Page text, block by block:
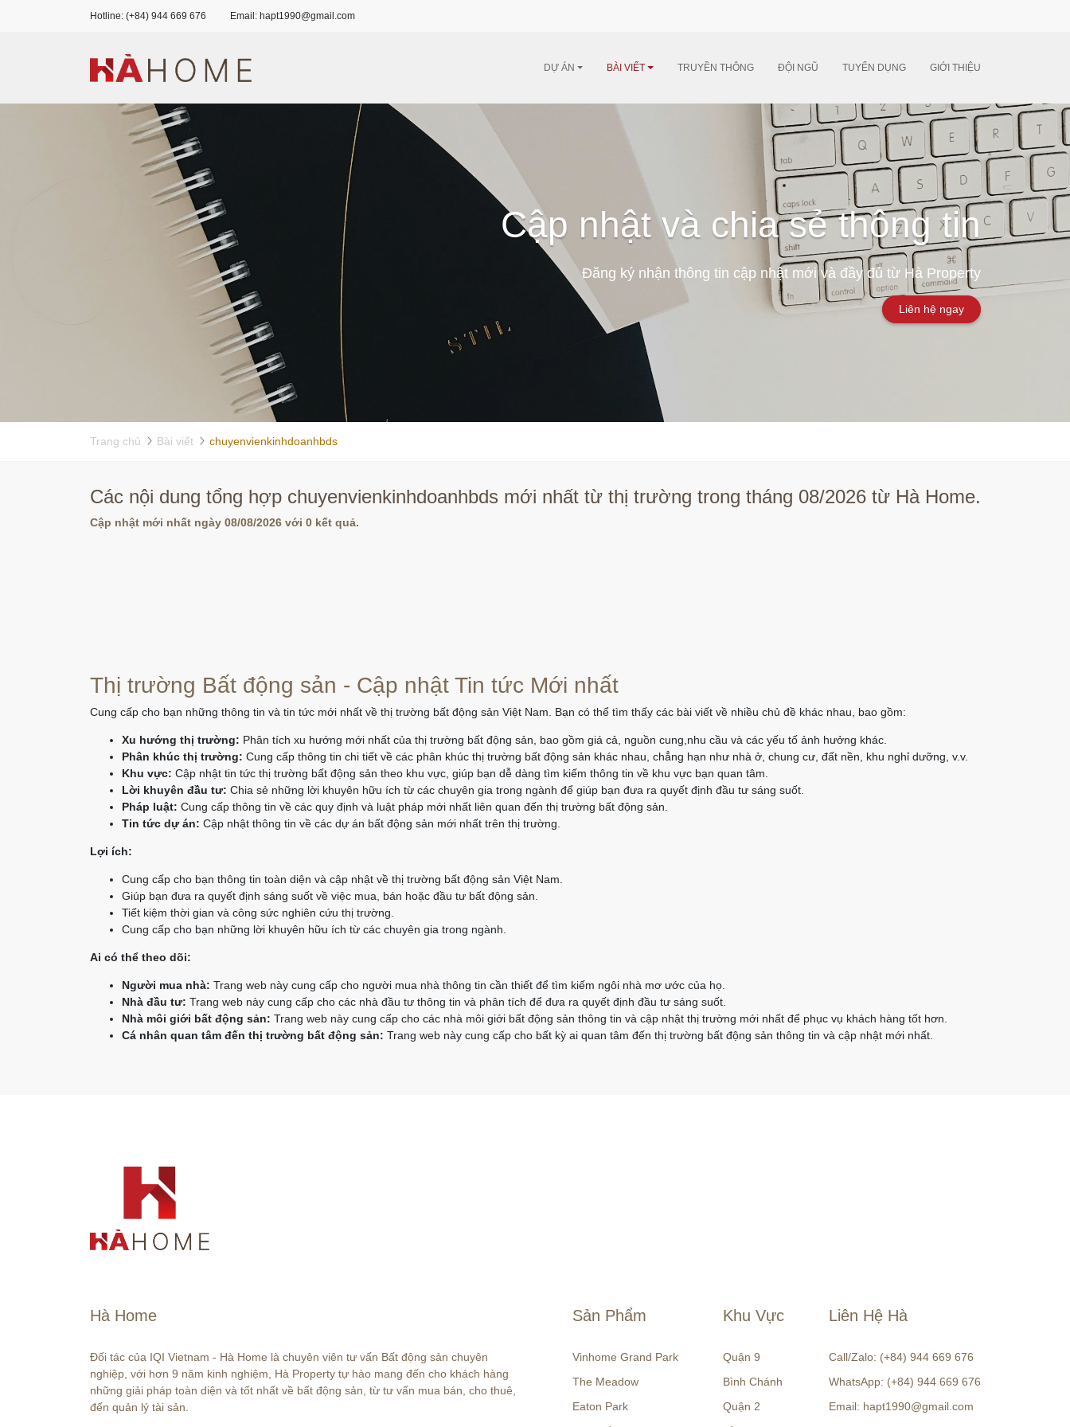
Hotline: (+84) 944 669 676 Email: hapt1990@gmail.com
DỰ ÁN BÀI VIẾT TRUYỀN THÔNG ĐỘI NGŨ TUYỂN DỤNG GIỚI THIỆU
Cập nhật và chia sẻ thông tin
Đăng ký nhận thông tin cập nhật mới và đầy đủ từ Hà Property
Liên hệ ngay
Trang chủ Bài viết chuyenvienkinhdoanhbds
Các nội dung tổng hợp chuyenvienkinhdoanhbds mới nhất từ thị trường trong tháng 08/2026 từ Hà Home.
Cập nhật mới nhất ngày 08/08/2026 với 0 kết quả.
Thị trường Bất động sản - Cập nhật Tin tức Mới nhất
Cung cấp cho bạn những thông tin và tin tức mới nhất về thị trường bất động sản Việt Nam. Bạn có thể tìm thấy các bài viết về nhiều chủ đề khác nhau, bao gồm:
Xu hướng thị trường: Phân tích xu hướng mới nhất của thị trường bất động sản, bao gồm giá cả, nguồn cung,nhu cầu và các yếu tố ảnh hưởng khác.
Phân khúc thị trường: Cung cấp thông tin chi tiết về các phân khúc thị trường bất động sản khác nhau, chẳng hạn như nhà ở, chung cư, đất nền, khu nghỉ dưỡng, v.v.
Khu vực: Cập nhật tin tức thị trường bất động sản theo khu vực, giúp bạn dễ dàng tìm kiếm thông tin về khu vực bạn quan tâm.
Lời khuyên đầu tư: Chia sẻ những lời khuyên hữu ích từ các chuyên gia trong ngành để giúp bạn đưa ra quyết định đầu tư sáng suốt.
Pháp luật: Cung cấp thông tin về các quy định và luật pháp mới nhất liên quan đến thị trường bất động sản.
Tin tức dự án: Cập nhật thông tin về các dự án bất động sản mới nhất trên thị trường.
Lợi ích:
Cung cấp cho bạn thông tin toàn diện và cập nhật về thị trường bất động sản Việt Nam.
Giúp bạn đưa ra quyết định sáng suốt về việc mua, bán hoặc đầu tư bất động sản.
Tiết kiệm thời gian và công sức nghiên cứu thị trường.
Cung cấp cho bạn những lời khuyên hữu ích từ các chuyên gia trong ngành.
Ai có thể theo dõi:
Người mua nhà: Trang web này cung cấp cho người mua nhà thông tin cần thiết để tìm kiếm ngôi nhà mơ ước của họ.
Nhà đầu tư: Trang web này cung cấp cho các nhà đầu tư thông tin và phân tích để đưa ra quyết định đầu tư sáng suốt.
Nhà môi giới bất động sản: Trang web này cung cấp cho các nhà môi giới bất động sản thông tin và cập nhật thị trường mới nhất để phục vụ khách hàng tốt hơn.
Cá nhân quan tâm đến thị trường bất động sản: Trang web này cung cấp cho bất kỳ ai quan tâm đến thị trường bất động sản thông tin và cập nhật mới nhất.
Hà Home
Đối tác của IQI Vietnam - Hà Home là chuyên viên tư vấn Bất động sản chuyên
nghiệp, với hơn 9 năm kinh nghiệm, Hà Property tự hào mang đến cho khách hàng
những giải pháp toàn diện và tốt nhất về bất động sản, từ tư vấn mua bán, cho thuê,
đến quản lý tài sản.
Sản Phẩm
Vinhome Grand Park
The Meadow
Eaton Park
Khu Vực
Quận 9
Bình Chánh
Quận 2
Liên Hệ Hà
Call/Zalo: (+84) 944 669 676
WhatsApp: (+84) 944 669 676
Email: hapt1990@gmail.com